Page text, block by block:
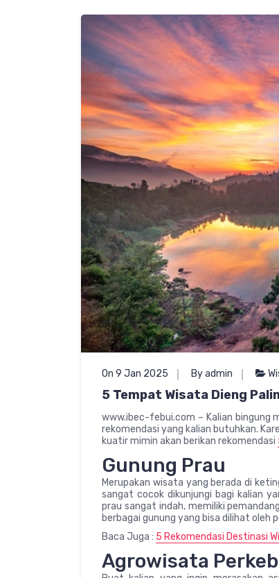
On 9 Jan 2025 By admin
5 Tempat Wisata Dieng
www.ibec-febui.com – Kalian bingung
rekomendasi yang kalian butuhkan.
kuatir mimin akan berikan rekomendasi
Gunung Prau
Merupakan wisata yang berada di
sangat cocok dikunjungi bagi kalian
prau sangat indah, memiliki
berbagai gunung yang bisa dilihat oleh
Baca Juga : 5 Rekomendasi Destinasi
Agrowisata